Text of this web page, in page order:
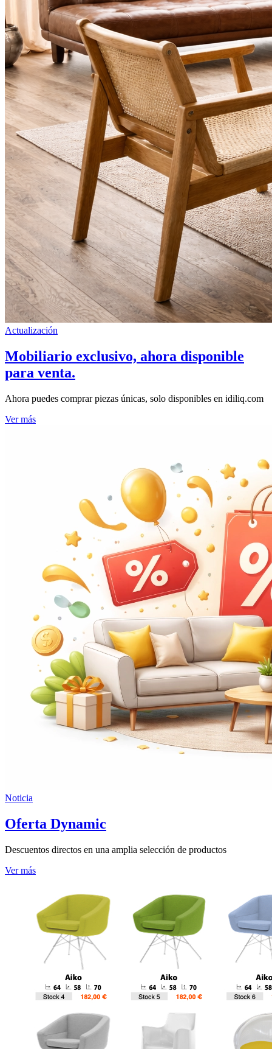
Actualización
Mobiliario exclusivo, ahora disponible
para venta.
Ahora puedes comprar piezas únicas, solo disponibles en idiliq.com
Ver más
Noticia
Oferta Dynamic
Descuentos directos en una amplia selección de productos
Ver más